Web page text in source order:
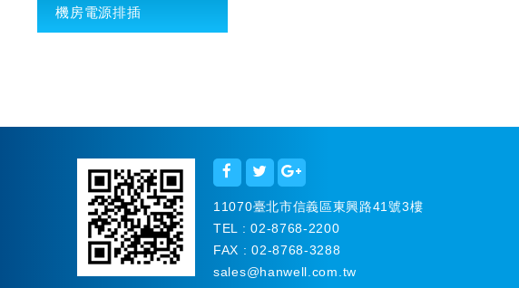
機房電源排插
11070臺北市信義區東興路41號3樓
TEL : 02-8768-2200
FAX : 02-8768-3288
sales@hanwell.com.tw